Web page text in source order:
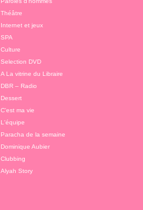
Théâtre
Internet et jeux
SPA
Culture
Selection DVD
A La vitrine du Libraire
DBR – Radio
Dessert
C'est ma vie
L'équipe
Paracha de la semaine
Dominique Aubier
Clubbing
Alyah Story